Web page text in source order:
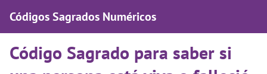
Códigos Sagrados Numéricos
Código Sagrado para saber si